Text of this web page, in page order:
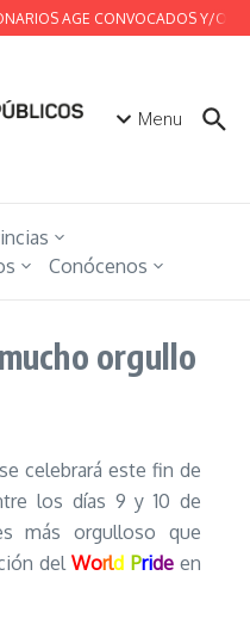
AGE CONVOCADOS Y/O
Menu
Conócenos
orgullo
celebrará este fin de
los días 9 y 10 de
más orgulloso que
delWorld Pride en